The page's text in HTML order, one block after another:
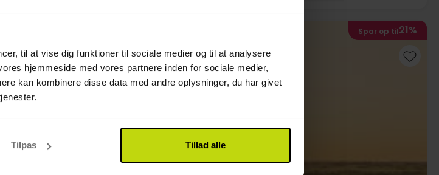
til at vise dig funktioner til sociale medier og til at analysere
hjemmeside med vores partnere inden for sociale medier,
kan kombinere disse data med andre oplysninger, du har givet
Tilpas Tillad alle
Spar op til21%